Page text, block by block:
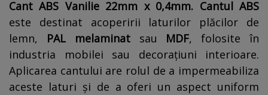
Cant ABS Vanilie 22mm x 0,4mm. Cantul ABS
este destinat acoperirii laturilor plăcilor de
lemn, PAL melaminatsau MDF, folosite în
industria mobilei sau decorațiuni interioare.
Aplicarea cantului are rolul de a impermeabiliza
aceste laturi și de a oferi un aspect uniform